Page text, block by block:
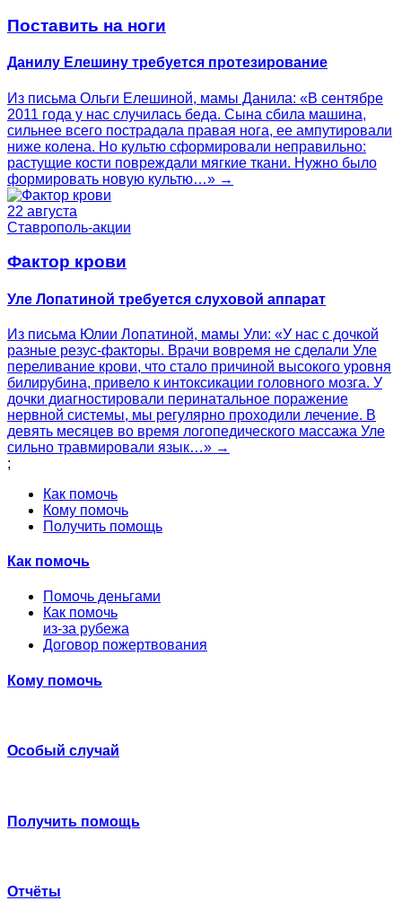
Поставить на ноги
Данилу Елешину требуется протезирование
Из письма Ольги Елешиной, мамы Данила: «В сентябре
2011 года у нас случилась беда. Сына сбила машина,
сильнее всего пострадала правая нога, ее ампутировали
ниже колена. Но культю сформировали неправильно:
растущие кости повреждали мягкие ткани. Нужно было
формировать новую культю…» →
22 августа
Ставрополь-акции
Фактор крови
Уле Лопатиной требуется слуховой аппарат
Из письма Юлии Лопатиной, мамы Ули: «У нас с дочкой
разные резус-факторы. Врачи вовремя не сделали Уле
переливание крови, что стало причиной высокого уровня
билирубина, привело к интоксикации головного мозга. У
дочки диагностировали перинатальное поражение
нервной системы, мы регулярно проходили лечение. В
девять месяцев во время логопедического массажа Уле
сильно травмировали язык…» →
;
Как помочь
Кому помочь
Получить помощь
Как помочь
Помочь деньгами
Как помочь
из-за рубежа
Договор пожертвования
Кому помочь
Особый случай
Получить помощь
Отчёты